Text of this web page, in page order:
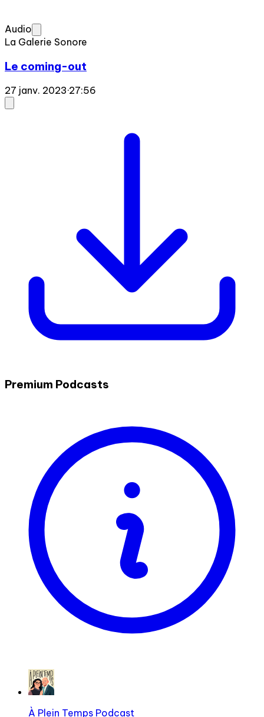
Audio
La Galerie Sonore
Le coming-out
27 janv. 2023·27:56
Premium Podcasts
À Plein Temps Podcast